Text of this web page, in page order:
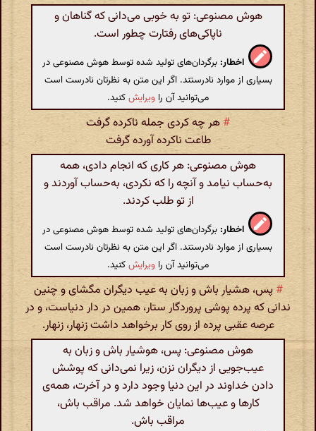
هوش مصنوعی: تو به خوبی می‌دانی که گناهان و
ناپاکی‌های رفتارت چطور است.
اخطار: برگردان‌های تولید شده توسط هوش مصنوعی در
بسیاری از موارد نادرستند. اگر این متن به نظرتان نادرست است
می‌توانید آن را ویرایشکنید.
# هر چه کردی جمله ناکرده گرفت
طاعت ناکرده آورده گرفت
هوش مصنوعی: هر کاری که انجام دادی، همه
به‌حساب نیامد و آنچه را که نکردی، به‌حساب آوردند و
از تو طلب کردند.
اخطار: برگردان‌های تولید شده توسط هوش مصنوعی در
بسیاری از موارد نادرستند. اگر این متن به نظرتان نادرست است
می‌توانید آن را ویرایشکنید.
# پس، هشیار باش و زبان به عیب دیگران مگشای و چنین
ندانی که پرده پوشی پروردگار ستار، همین در دار دنیاست، و در
عرصه عقبی پرده از روی کار برخواهد داشت زنهار، زنهار.
هوش مصنوعی: پس، هوشیار باش و زبان به
عیب‌جویی از دیگران نزن، زیرا نمی‌دانی که پوشش
دادن خداوند در این دنیا وجود دارد و در آخرت، همه‌ی
کارها و عیب‌ها نمایان خواهد شد. مراقب باش،
مراقب باش.